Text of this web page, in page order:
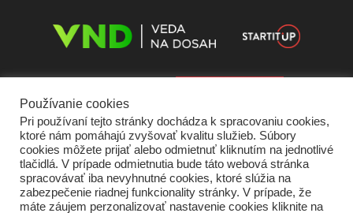
Používanie cookies
Pri používaní tejto stránky dochádza k spracovaniu cookies,
ktoré nám pomáhajú zvyšovať kvalitu služieb. Súbory
cookies môžete prijať alebo odmietnuť kliknutím na jednotlivé
tlačidlá. V prípade odmietnutia bude táto webová stránka
spracovávať iba nevyhnutné cookies, ktoré slúžia na
zabezpečenie riadnej funkcionality stránky. V prípade, že
máte záujem perzonalizovať nastavenie cookies kliknite na